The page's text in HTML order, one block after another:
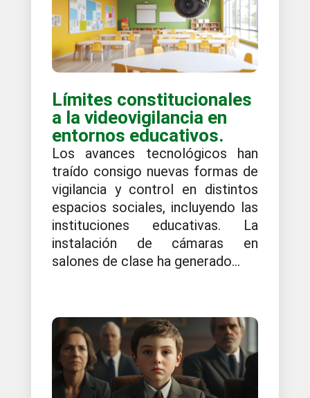
Límites constitucionales
a la videovigilancia en
entornos educativos.
Los avances tecnológicos han
traído consigo nuevas formas de
vigilancia y control en distintos
espacios sociales, incluyendo las
instituciones educativas. La
instalación de cámaras en
salones de clase ha generado...